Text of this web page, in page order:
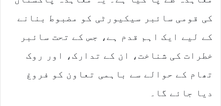
کی قومی سائبر سیکیورٹی کو مضبوط بنانے
کے لیے ایک اہم قدم ہے، جس کے تحت سائبر
خطرات کی شناخت، ان کے تدارک، اور روک
تھام کے حوالے سے باہمی تعاون کو فروغ
دیا جائے گا۔